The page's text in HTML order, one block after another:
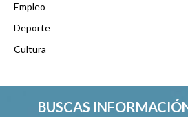
Empleo
Deporte
Cultura
BUSCAS